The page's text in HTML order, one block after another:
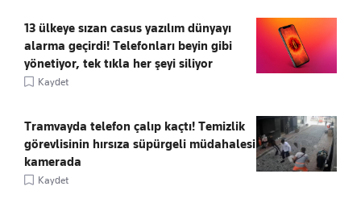
13 ülkeye sızan casus yazılım dünyayı
alarma geçirdi! Telefonları beyin gibi
yönetiyor, tek tıkla her şeyi siliyor
Kaydet
Tramvayda telefon çalıp kaçtı! Temizlik
görevlisinin hırsıza süpürgeli müdahalesi
kamerada
Kaydet